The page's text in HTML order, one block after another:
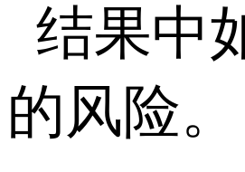
结果中
的风险。